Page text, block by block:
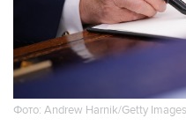
Фото: Andrew Harnik/Getty Images